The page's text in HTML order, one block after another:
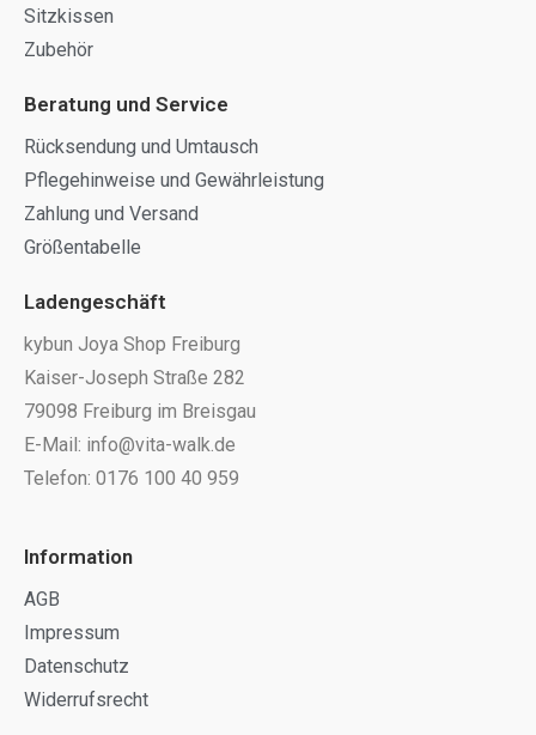
Sitzkissen
Zubehör
Beratung und Service
Rücksendung und Umtausch
Pflegehinweise und Gewährleistung
Zahlung und Versand
Größentabelle
Ladengeschäft
kybun Joya Shop Freiburg
Kaiser-Joseph Straße 282
79098 Freiburg im Breisgau
E-Mail: info@vita-walk.de
Telefon: 0176 100 40 959
Information
AGB
Impressum
Datenschutz
Widerrufsrecht